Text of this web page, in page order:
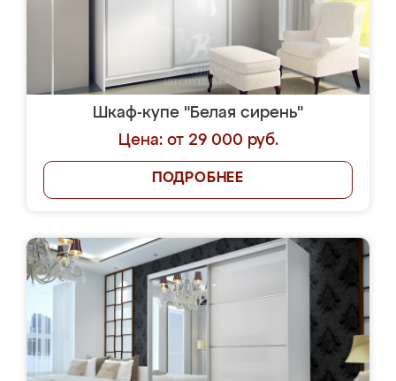
Шкаф-купе "Белая сирень"
Цена: от 29 000 руб.
ПОДРОБНЕЕ